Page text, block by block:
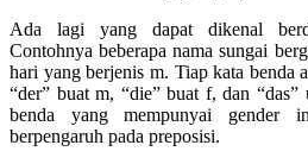
Ada lagi yang dapat dikenal
Contohnya beberapa nama sungai
hari yang berjenis m. Tiap kata benda
“der” buat m, “die” buat f, dan “das”
benda yang mempunyai gender
berpengaruh pada preposisi.